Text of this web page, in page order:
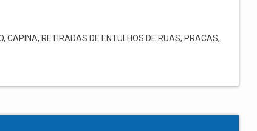
CAPINA, RETIRADAS DE ENTULHOS DE RUAS, PRACAS,